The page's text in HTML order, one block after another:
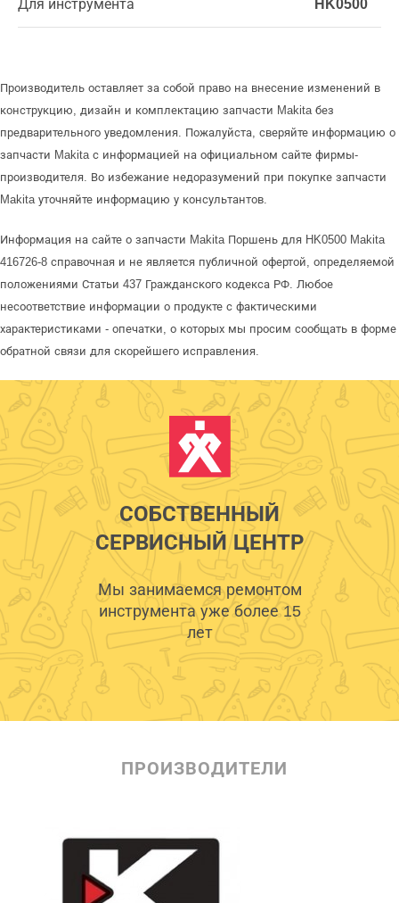
Для инструмента HK0500
Производитель оставляет за собой право на внесение изменений в
конструкцию, дизайн и комплектацию запчасти Makita без
предварительного уведомления. Пожалуйста, сверяйте информацию о
запчасти Makita с информацией на официальном сайте фирмы-
производителя. Во избежание недоразумений при покупке запчасти
Makita уточняйте информацию у консультантов.
Информация на сайте о запчасти Makita Поршень для HK0500 Makita
416726-8 справочная и не является публичной офертой, определяемой
положениями Статьи 437 Гражданского кодекса РФ. Любое
несоответствие информации о продукте с фактическими
характеристиками - опечатки, о которых мы просим сообщать в форме
обратной связи для скорейшего исправления.
СОБСТВЕННЫЙ
СЕРВИСНЫЙ ЦЕНТР
Мы занимаемся ремонтом
инструмента уже более 15
лет
ПРОИЗВОДИТЕЛИ